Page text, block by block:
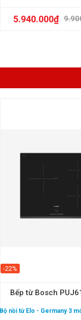
5.940.000₫
-22%
Bếp từ Bosch
Bộ nồi từ Elo - Germany 3